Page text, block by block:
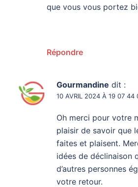
que vous vous portez
Répondre
Gourmandine dit :
10 AVRIL 2024 À 19 07 44
Oh merci pour votre
plaisir de savoir que
faites et plaisent.
idées de déclinaison
d’autres personnes
votre retour.